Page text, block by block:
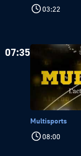
03:22
07:35
Multisports
08:00